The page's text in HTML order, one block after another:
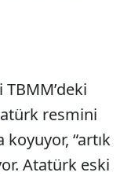
resmini
“artık
Atatürk eski